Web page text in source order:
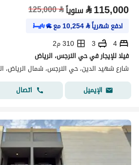
⃁115,000 سنوياً⃁
125,000
ادفع شهرياً⃁
10,254مع
4
3
310 م2
فيلا للإيجار في حي النرجس، الرياض
شارع شهيد الدين، حي النرجس، شمال الرياض،
الإيميل
اتصال